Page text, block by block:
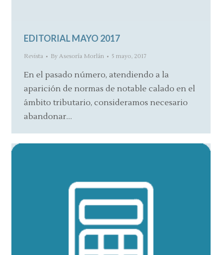
EDITORIAL MAYO 2017
Revista By Asesoría Morlán 5 mayo, 2017
En el pasado número, atendiendo a la
aparición de normas de notable calado en el
ámbito tributario, consideramos necesario
abandonar…